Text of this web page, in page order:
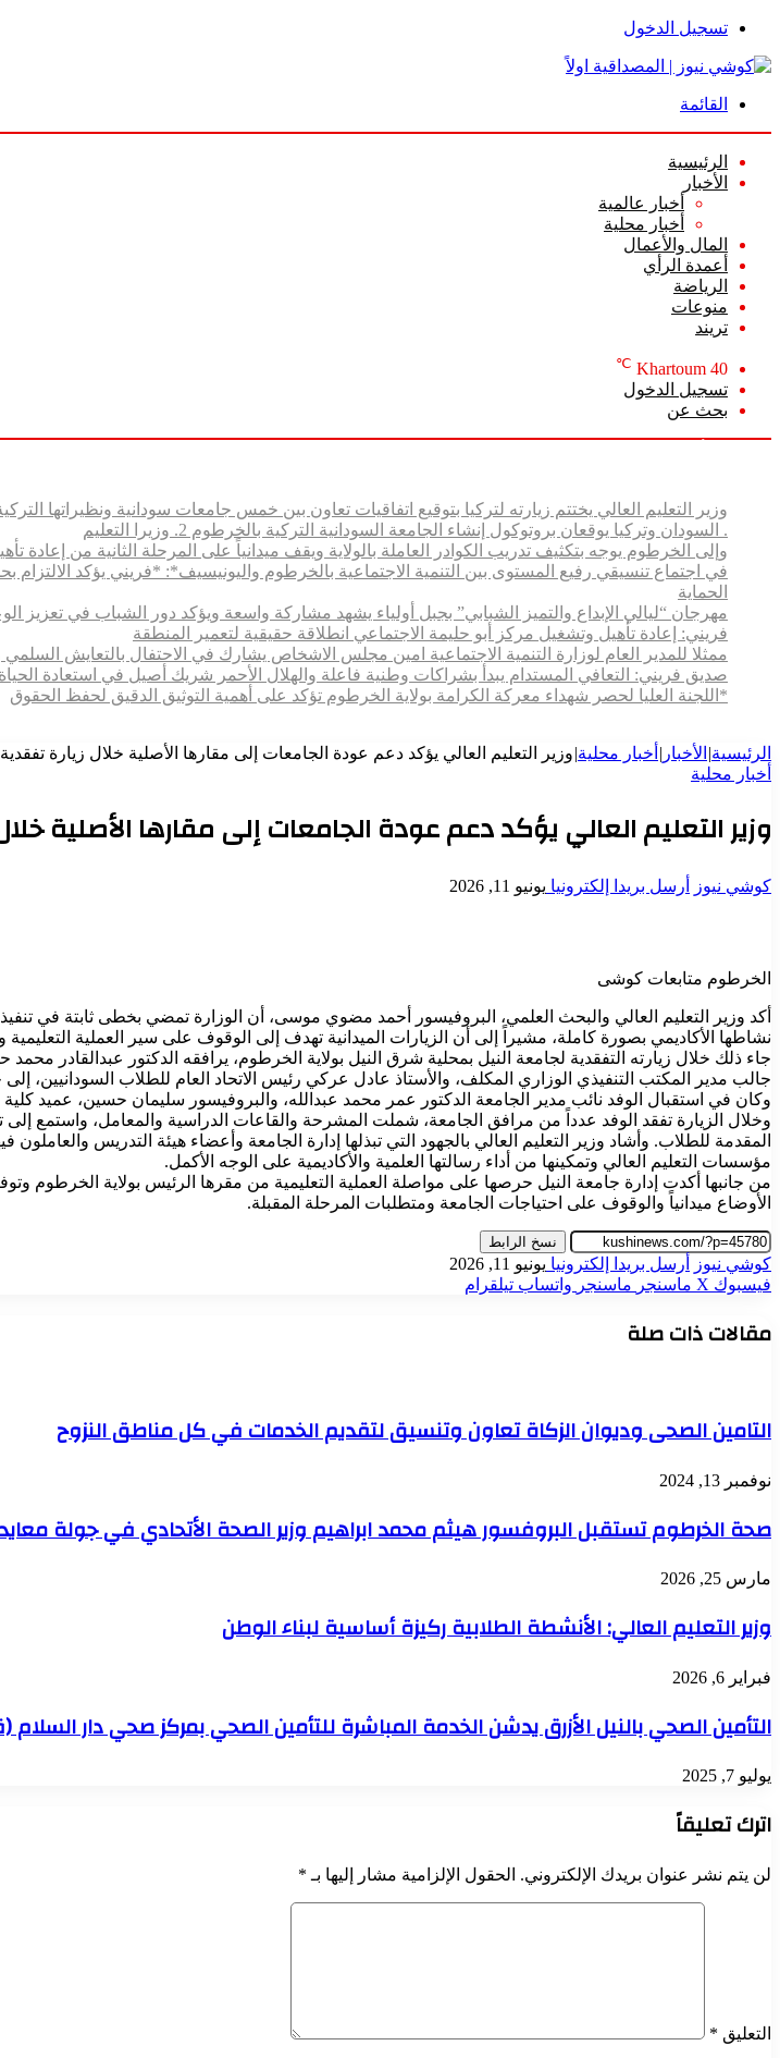
تسجيل الدخول
القائمة
الرئيسية
الأخبار
أخبار عالمية
أخبار محلية
المال والأعمال
أعمدة الرأي
الرياضة
منوعات
تريند
Khartoum 40
℃
تسجيل الدخول
بحث عن
وزير التعليم العالي يختتم زيارته لتركيا بتوقيع اتفاقيات تعاون بين خمس جامعات سودانية ونظيراتها
. السودان وتركيا يوقعان بروتوكول إنشاء الجامعة السودانية التركية بالخرطوم 2. وزيرا التعليم
وإلى الخرطوم يوجه بتكثيف تدريب الكوادر العاملة بالولاية ويقف ميدانياً على المرحلة الثانية من إعادة
في اجتماع تنسيقي رفيع المستوى بين التنمية الاجتماعية بالخرطوم واليونيسيف*: *​فريني يؤكد
الحماية
مهرجان “ليالي الإبداع والتميز الشبابي” بجبل أولياء يشهد مشاركة واسعة ويؤكد دور الشباب في تعزيز
فريني: إعادة تأهيل وتشغيل مركز أبو حليمة الاجتماعي انطلاقة حقيقية لتعمير المنطقة
ممثلا للمدير العام لوزارة التنمية الاجتماعية امين مجلس الاشخاص يشارك في الاحتفال بالتعايش السلمي
صديق فريني: التعافي المستدام يبدأ بشراكات وطنية فاعلة والهلال الأحمر شريك أصيل في استعادة
*اللجنة العليا لحصر شهداء معركة الكرامة بولاية الخرطوم تؤكد على أهمية التوثيق الدقيق لحفظ الحقوق
الرئيسية| الأخبار | أخبار محلية|وزير التعليم العالي يؤكد دعم عودة الجامعات إلى مقارها الأصلية خلال زيارة
أخبار محلية
وزير التعليم العالي يؤكد دعم عودة الجامعات إلى مقارها الأصلية
كوشي نيوز أرسل بريدا إلكترونيا يونيو 11, 2026
الخرطوم متابعات كوشى
أكد وزير التعليم العالي والبحث العلمي، البروفيسور أحمد مضوي موسى، أن الوزارة تمضي بخطى ثابتة في
نشاطها الأكاديمي بصورة كاملة، مشيراً إلى أن الزيارات الميدانية تهدف إلى الوقوف على سير العملية
جاء ذلك خلال زيارته التفقدية لجامعة النيل بمحلية شرق النيل بولاية الخرطوم، يرافقه الدكتور عبدالقادر
جالب مدير المكتب التنفيذي الوزاري المكلف، والأستاذ عادل عركي رئيس الاتحاد العام للطلاب السودانيين،
وكان في استقبال الوفد نائب مدير الجامعة الدكتور عمر محمد عبدالله، والبروفيسور سليمان حسين، عميد
وخلال الزيارة تفقد الوفد عدداً من مرافق الجامعة، شملت المشرحة والقاعات الدراسية والمعامل، واستمع إلى
المقدمة للطلاب. وأشاد وزير التعليم العالي بالجهود التي تبذلها إدارة الجامعة وأعضاء هيئة التدريس
مؤسسات التعليم العالي وتمكينها من أداء رسالتها العلمية والأكاديمية على الوجه الأكمل.
من جانبها أكدت إدارة جامعة النيل حرصها على مواصلة العملية التعليمية من مقرها الرئيس بولاية الخرطوم
الأوضاع ميدانياً والوقوف على احتياجات الجامعة ومتطلبات المرحلة المقبلة.
نسخ الرابط
كوشي نيوز أرسل بريدا إلكترونيا يونيو 11, 2026
فيسبوك ‫X ماسنجر ماسنجر واتساب تيلقرام
مقالات ذات صلة
التامين الصحى وديوان الزكاة تعاون وتنسيق لتقديم الخدمات في كل مناطق النزوح
نوفمبر 13, 2024
صحة الخرطوم تستقبل البروفسور هيثم محمد ابراهيم وزير الصحة الأتحادي في جولة
مارس 25, 2026
وزير التعليم العالي: الأنشطة الطلابية ركيزة أساسية لبناء الوطن
فبراير 6, 2026
التأمين الصحي بالنيل الأزرق يدشن الخدمة المباشرة للتأمين الصحي بمركز صحي دار
يوليو 7, 2025
اترك تعليقاً
لن يتم نشر عنوان بريدك الإلكتروني. الحقول الإلزامية مشار إليها بـ *
التعليق *